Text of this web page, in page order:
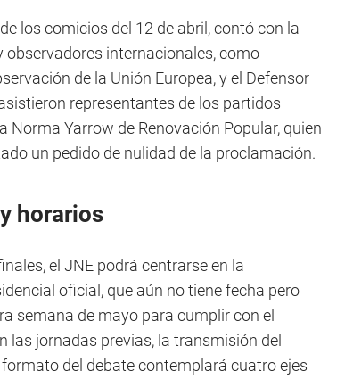
los comicios del 12 de abril, contó con la
internacionales, como
de la Unión Europea, y el Defensor
representantes de los partidos
Yarrow de Renovación Popular, quien
un pedido de nulidad de la proclamación.
horarios
el JNE podrá centrarse en la
oficial, que aún no tiene fecha pero
semana de mayo para cumplir con el
las jornadas previas, la transmisión del
del debate contemplará cuatro ejes